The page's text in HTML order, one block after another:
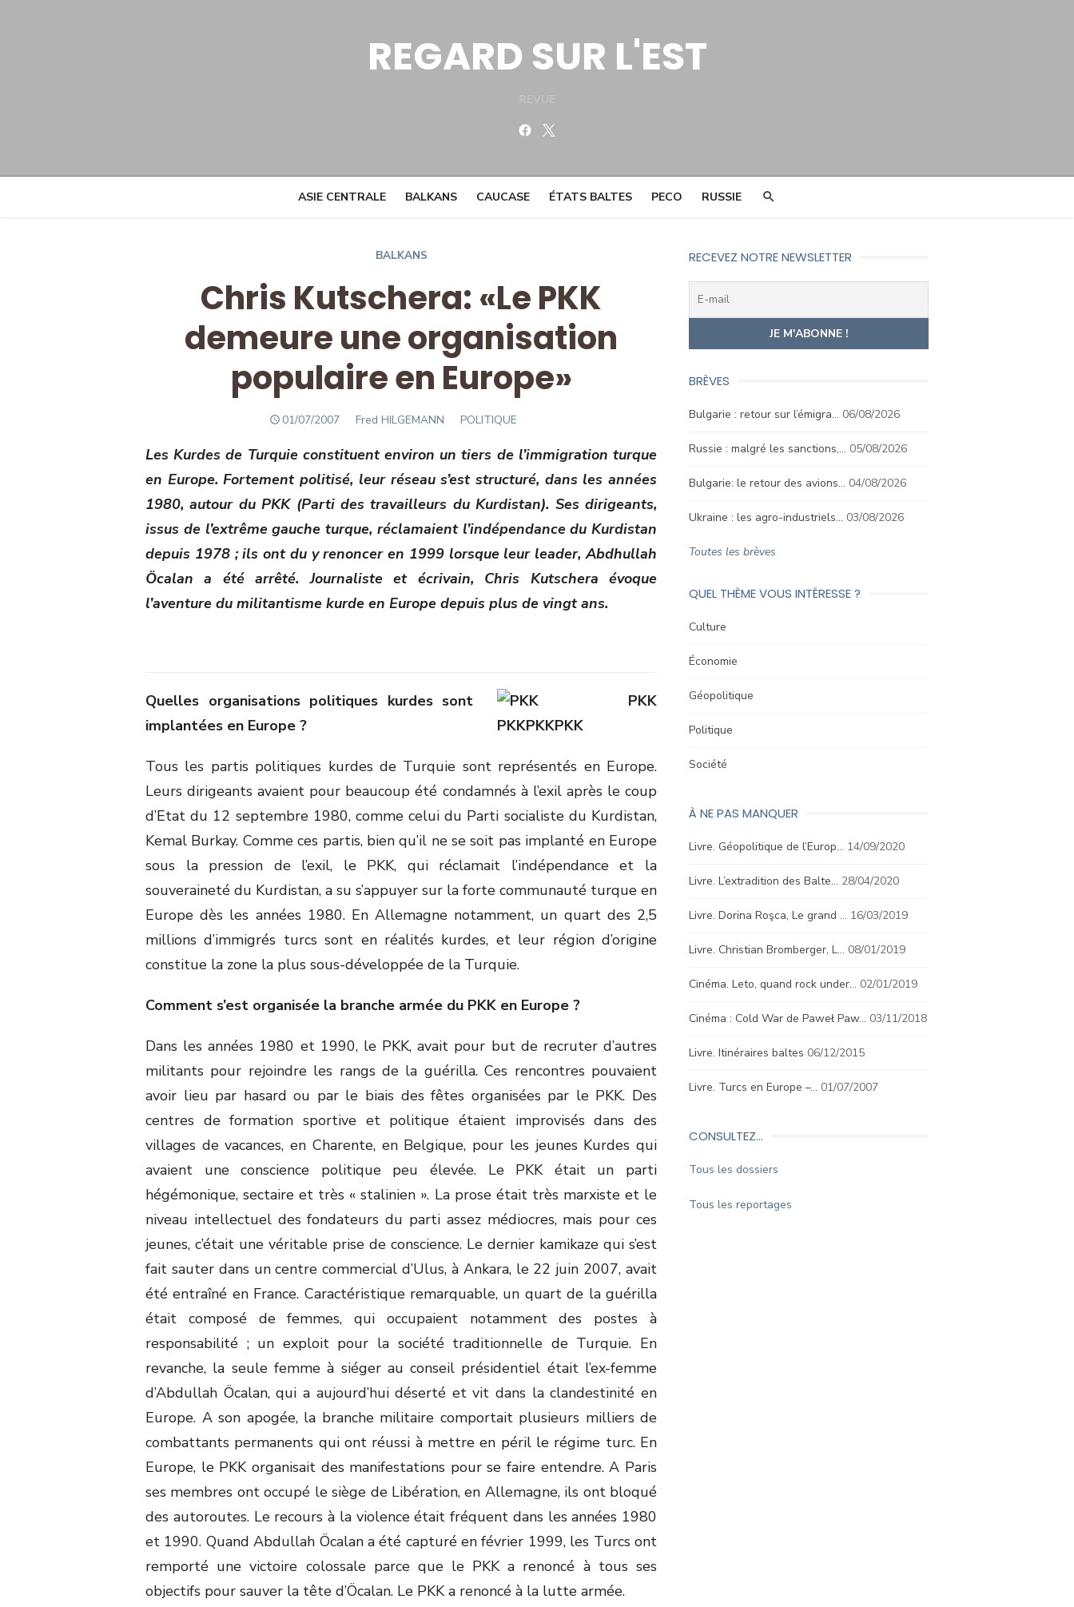
REGARD SUR L'EST
Facebook
ASIE CENTRALE BALKANS CAUCASE ÉTATS BALTES PECO RUSSIE
BALKANS
Chris Kutschera: «Le PKK
demeure une organisation
populaire en Europe»
POSTED
01/07/2007 Author
Fred HILGEMANN POLITIQUE
Les Kurdes de Turquie constituent environ un tiers de l’immigration turque
en Europe. Fortement politisé, leur réseau s’est structuré, dans les années
1980, autour du PKK (Parti des travailleurs du Kurdistan). Ses dirigeants,
issus de l’extrême gauche turque, réclamaient l’indépendance du Kurdistan
depuis 1978 ; ils ont du y renoncer en 1999 lorsque leur leader, Abdhullah
Öcalan a été arrêté. Journaliste et écrivain, Chris Kutschera évoque
l’aventure du militantisme kurde en Europe depuis plus de vingt ans.
Quelles organisations politiques kurdes sont
implantées en Europe ?
Tous les partis politiques kurdes de Turquie sont représentés en Europe.
Leurs dirigeants avaient pour beaucoup été condamnés à l’exil après le coup
d’Etat du 12 septembre 1980, comme celui du Parti socialiste du Kurdistan,
Kemal Burkay. Comme ces partis, bien qu’il ne se soit pas implanté en Europe
sous la pression de l’exil, le PKK, qui réclamait l’indépendance et la
souveraineté du Kurdistan, a su s’appuyer sur la forte communauté turque en
Europe dès les années 1980. En Allemagne notamment, un quart des 2,5
millions d’immigrés turcs sont en réalités kurdes, et leur région d’origine
constitue la zone la plus sous-développée de la Turquie.
Comment s’est organisée la branche armée du PKK en Europe ?
Dans les années 1980 et 1990, le PKK, avait pour but de recruter d’autres
militants pour rejoindre les rangs de la guérilla. Ces rencontres pouvaient
avoir lieu par hasard ou par le biais des fêtes organisées par le PKK. Des
centres de formation sportive et politique étaient improvisés dans des
villages de vacances, en Charente, en Belgique, pour les jeunes Kurdes qui
avaient une conscience politique peu élevée. Le PKK était un parti
hégémonique, sectaire et très « stalinien ». La prose était très marxiste et le
niveau intellectuel des fondateurs du parti assez médiocres, mais pour ces
jeunes, c’était une véritable prise de conscience. Le dernier kamikaze qui s’est
fait sauter dans un centre commercial d’Ulus, à Ankara, le 22 juin 2007, avait
été entraîné en France. Caractéristique remarquable, un quart de la guérilla
était composé de femmes, qui occupaient notamment des postes à
responsabilité ; un exploit pour la société traditionnelle de Turquie. En
revanche, la seule femme à siéger au conseil présidentiel était l’ex-femme
d’Abdullah Öcalan, qui a aujourd’hui déserté et vit dans la clandestinité en
Europe. A son apogée, la branche militaire comportait plusieurs milliers de
combattants permanents qui ont réussi à mettre en péril le régime turc. En
Europe, le PKK organisait des manifestations pour se faire entendre. A Paris
ses membres ont occupé le siège de Libération, en Allemagne, ils ont bloqué
des autoroutes. Le recours à la violence était fréquent dans les années 1980
et 1990. Quand Abdullah Öcalan a été capturé en février 1999, les Turcs ont
remporté une victoire colossale parce que le PKK a renoncé à tous ses
objectifs pour sauver la tête d’Öcalan. Le PKK a renoncé à la lutte armée.
RECEVEZ NOTRE NEWSLETTER
BRÈVES
Bulgarie : retour sur l’émigra… 06/08/2026
Russie : malgré les sanctions,… 05/08/2026
Bulgarie: le retour des avions… 04/08/2026
Ukraine : les agro-industriels… 03/08/2026
Toutes les brèves
QUEL THÈME VOUS INTÉRESSE ?
Culture
Économie
Géopolitique
Politique
Société
À NE PAS MANQUER
Livre. Géopolitique de l’Europ… 14/09/2020
Livre. L’extradition des Balte… 28/04/2020
Livre. Dorina Roşca, Le grand … 16/03/2019
Livre. Christian Bromberger, L… 08/01/2019
Cinéma. Leto, quand rock under… 02/01/2019
Cinéma : Cold War de Paweł Paw… 03/11/2018
Livre. Itinéraires baltes 06/12/2015
Livre. Turcs en Europe –… 01/07/2007
CONSULTEZ…
Tous les dossiers
Tous les reportages